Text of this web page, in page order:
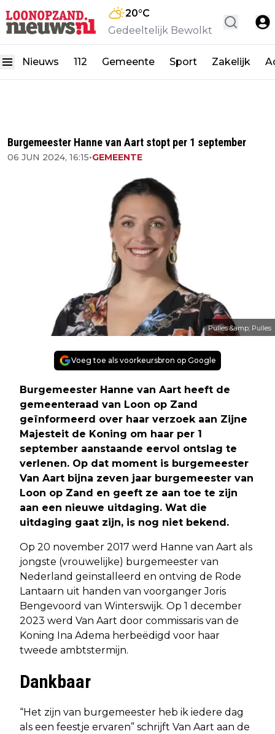
20°C
Gedeeltelijk Bewolkt
Nieuws 112 Gemeente Sport Zakelijk
Burgemeester Hanne van Aart stopt per 1 september
06 JUN 2024, 16:15•GEMEENTE
Pulles &amp; Pulles
Voeg toe als voorkeursbron op Google
Burgemeester Hanne van Aart heeft de
gemeenteraad van Loon op Zand
geïnformeerd over haar verzoek aan Zijne
Majesteit de Koning om haar per 1
september aanstaande eervol ontslag te
verlenen. Op dat moment is burgemeester
Van Aart bijna zeven jaar burgemeester van
Loon op Zand en geeft ze aan toe te zijn
aan een nieuwe uitdaging. Wat die
uitdaging gaat zijn, is nog niet bekend.
Op 20 november 2017 werd Hanne van Aart als
jongste (vrouwelijke) burgemeester van
Nederland geïnstalleerd en ontving de Rode
Lantaarn uit handen van voorganger Joris
Bengevoord van Winterswijk. Op 1 december
2023 werd Van Aart door commissaris van de
Koning Ina Adema herbeëdigd voor haar
tweede ambtstermijn.
Dankbaar
“Het zijn van burgemeester heb ik iedere dag
als een feestje ervaren” schrijft Van Aart aan de